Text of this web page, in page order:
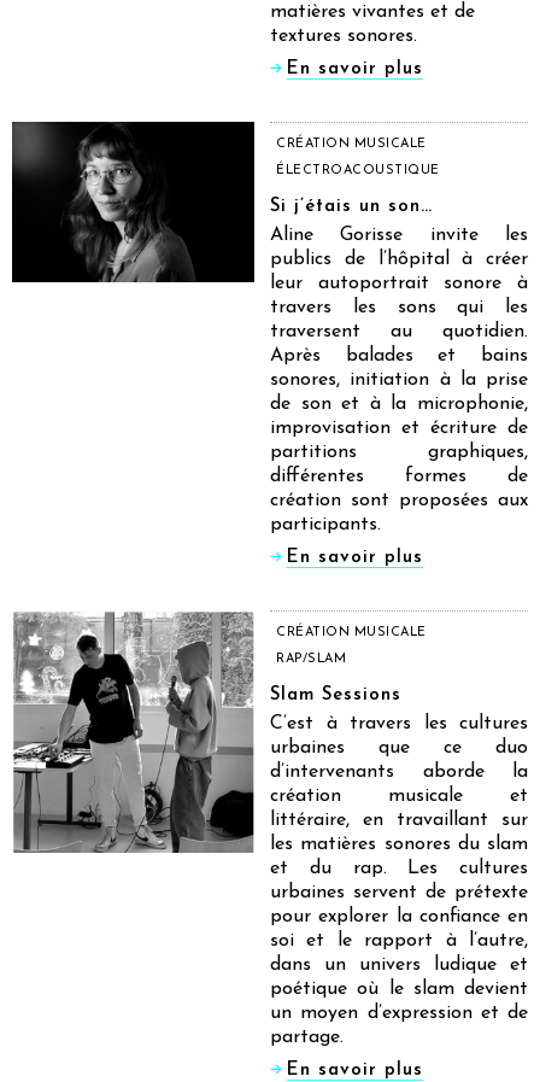
matières vivantes et de
textures sonores.
En savoir plus
CRÉATION MUSICALE
ÉLECTROACOUSTIQUE
Si j’étais un son…
Aline Gorisse invite les
publics de l’hôpital à créer
leur autoportrait sonore à
travers les sons qui les
traversent au quotidien.
Après balades et bains
sonores, initiation à la prise
de son et à la microphonie,
improvisation et écriture de
partitions graphiques,
différentes formes de
création sont proposées aux
participants.
En savoir plus
CRÉATION MUSICALE
RAP/SLAM
Slam Sessions
C’est à travers les cultures
urbaines que ce duo
d’intervenants aborde la
création musicale et
littéraire, en travaillant sur
les matières sonores du slam
et du rap. Les cultures
urbaines servent de prétexte
pour explorer la confiance en
soi et le rapport à l’autre,
dans un univers ludique et
poétique où le slam devient
un moyen d’expression et de
partage.
En savoir plus